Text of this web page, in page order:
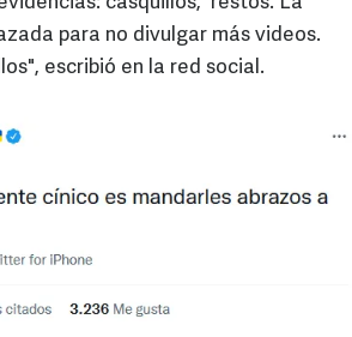
para no divulgar más videos.
escribió en la red social.